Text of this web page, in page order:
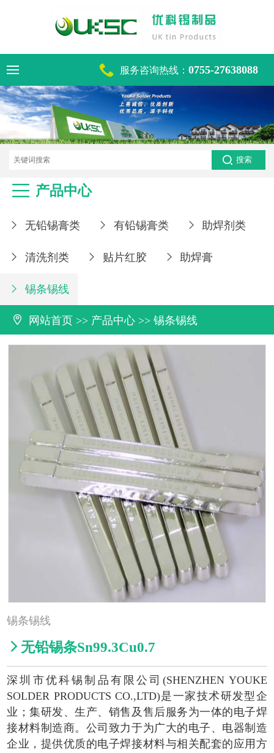
0755-27638088
 服务咨询热线： 0755-27638088
 产品中心
 无铅锡膏类  有铅锡膏类  助焊剂类
 清洗剂类  贴片红胶  助焊膏
 锡条锡线
 网站首页 >> 产品中心 >>锡条锡线
锡条锡线
 无铅锡条Sn99.3Cu0.7
深圳市优科锡制品有限公司(SHENZHEN YOUKE
SOLDER PRODUCTS CO.,LTD)是一家技术研发型企
业；集研发、生产、销售及售后服务为一体的电子焊
接材料制造商。公司致力于为广大的电子、电器制造
企业，提供优质的电子焊接材料与相关配套的应用方